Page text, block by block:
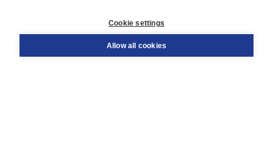
Order
Cookie settings
Allow all cookies